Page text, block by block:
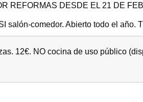
REFORMAS DESDE EL 21 DE
salón-comedor. Abierto todo el año.
12€. NO cocina de uso público